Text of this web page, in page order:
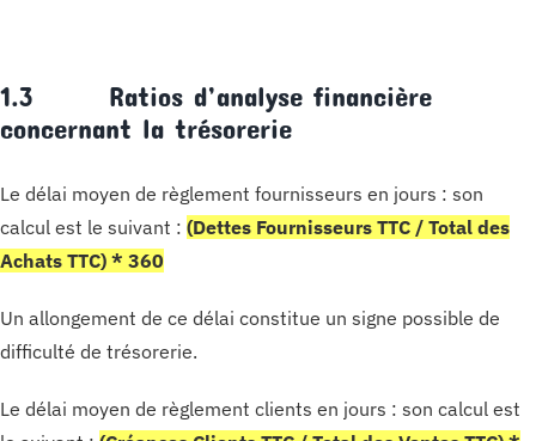
1.3 Ratios d’analyse financière
concernant la trésorerie
Le délai moyen de règlement fournisseurs en jours : son
calcul est le suivant : (Dettes Fournisseurs TTC / Total des
Achats TTC) * 360
Un allongement de ce délai constitue un signe possible de
difficulté de trésorerie.
Le délai moyen de règlement clients en jours : son calcul est